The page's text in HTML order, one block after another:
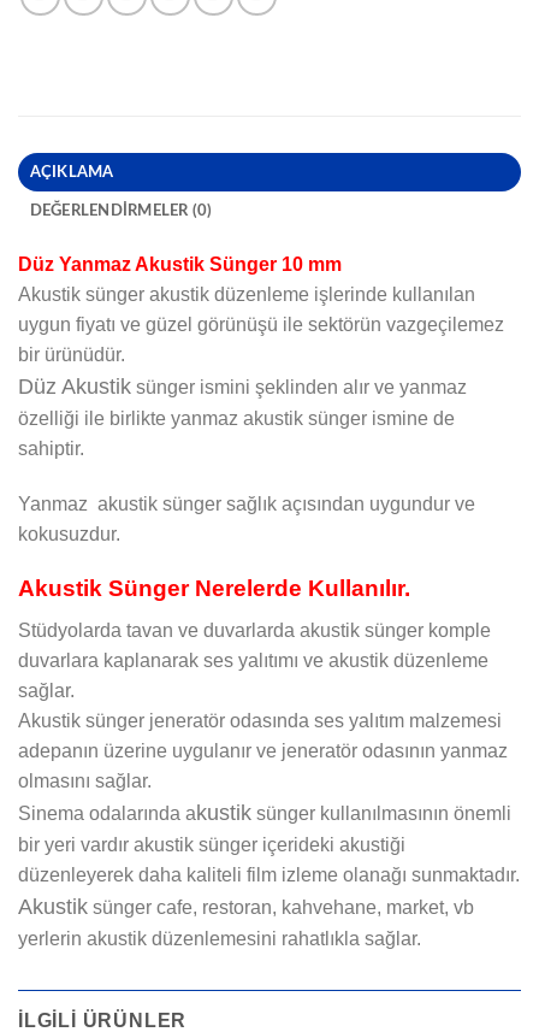
AÇIKLAMA
DEĞERLENDIRMELER (0)
Düz Yanmaz Akustik Sünger 10 mm
Akustik sünger akustik düzenleme işlerinde kullanılan
uygun fiyatı ve güzel görünüşü ile sektörün vazgeçilemez
bir ürünüdür.
Düz Akustik sünger ismini şeklinden alır ve yanmaz
özelliği ile birlikte yanmaz akustik sünger ismine de
sahiptir.
Yanmaz akustik sünger sağlık açısından uygundur ve
kokusuzdur.
Akustik Sünger Nerelerde Kullanılır.
Stüdyolarda tavan ve duvarlarda akustik sünger komple
duvarlara kaplanarak ses yalıtımı ve akustik düzenleme
sağlar.
Akustik sünger jeneratör odasında ses yalıtım malzemesi
adepanın üzerine uygulanır ve jeneratör odasının yanmaz
olmasını sağlar.
Sinema odalarında akustik sünger kullanılmasının önemli
bir yeri vardır akustik sünger içerideki akustiği
düzenleyerek daha kaliteli film izleme olanağı sunmaktadır.
Akustik sünger cafe, restoran, kahvehane, market, vb
yerlerin akustik düzenlemesini rahatlıkla sağlar.
İLGILI ÜRÜNLER